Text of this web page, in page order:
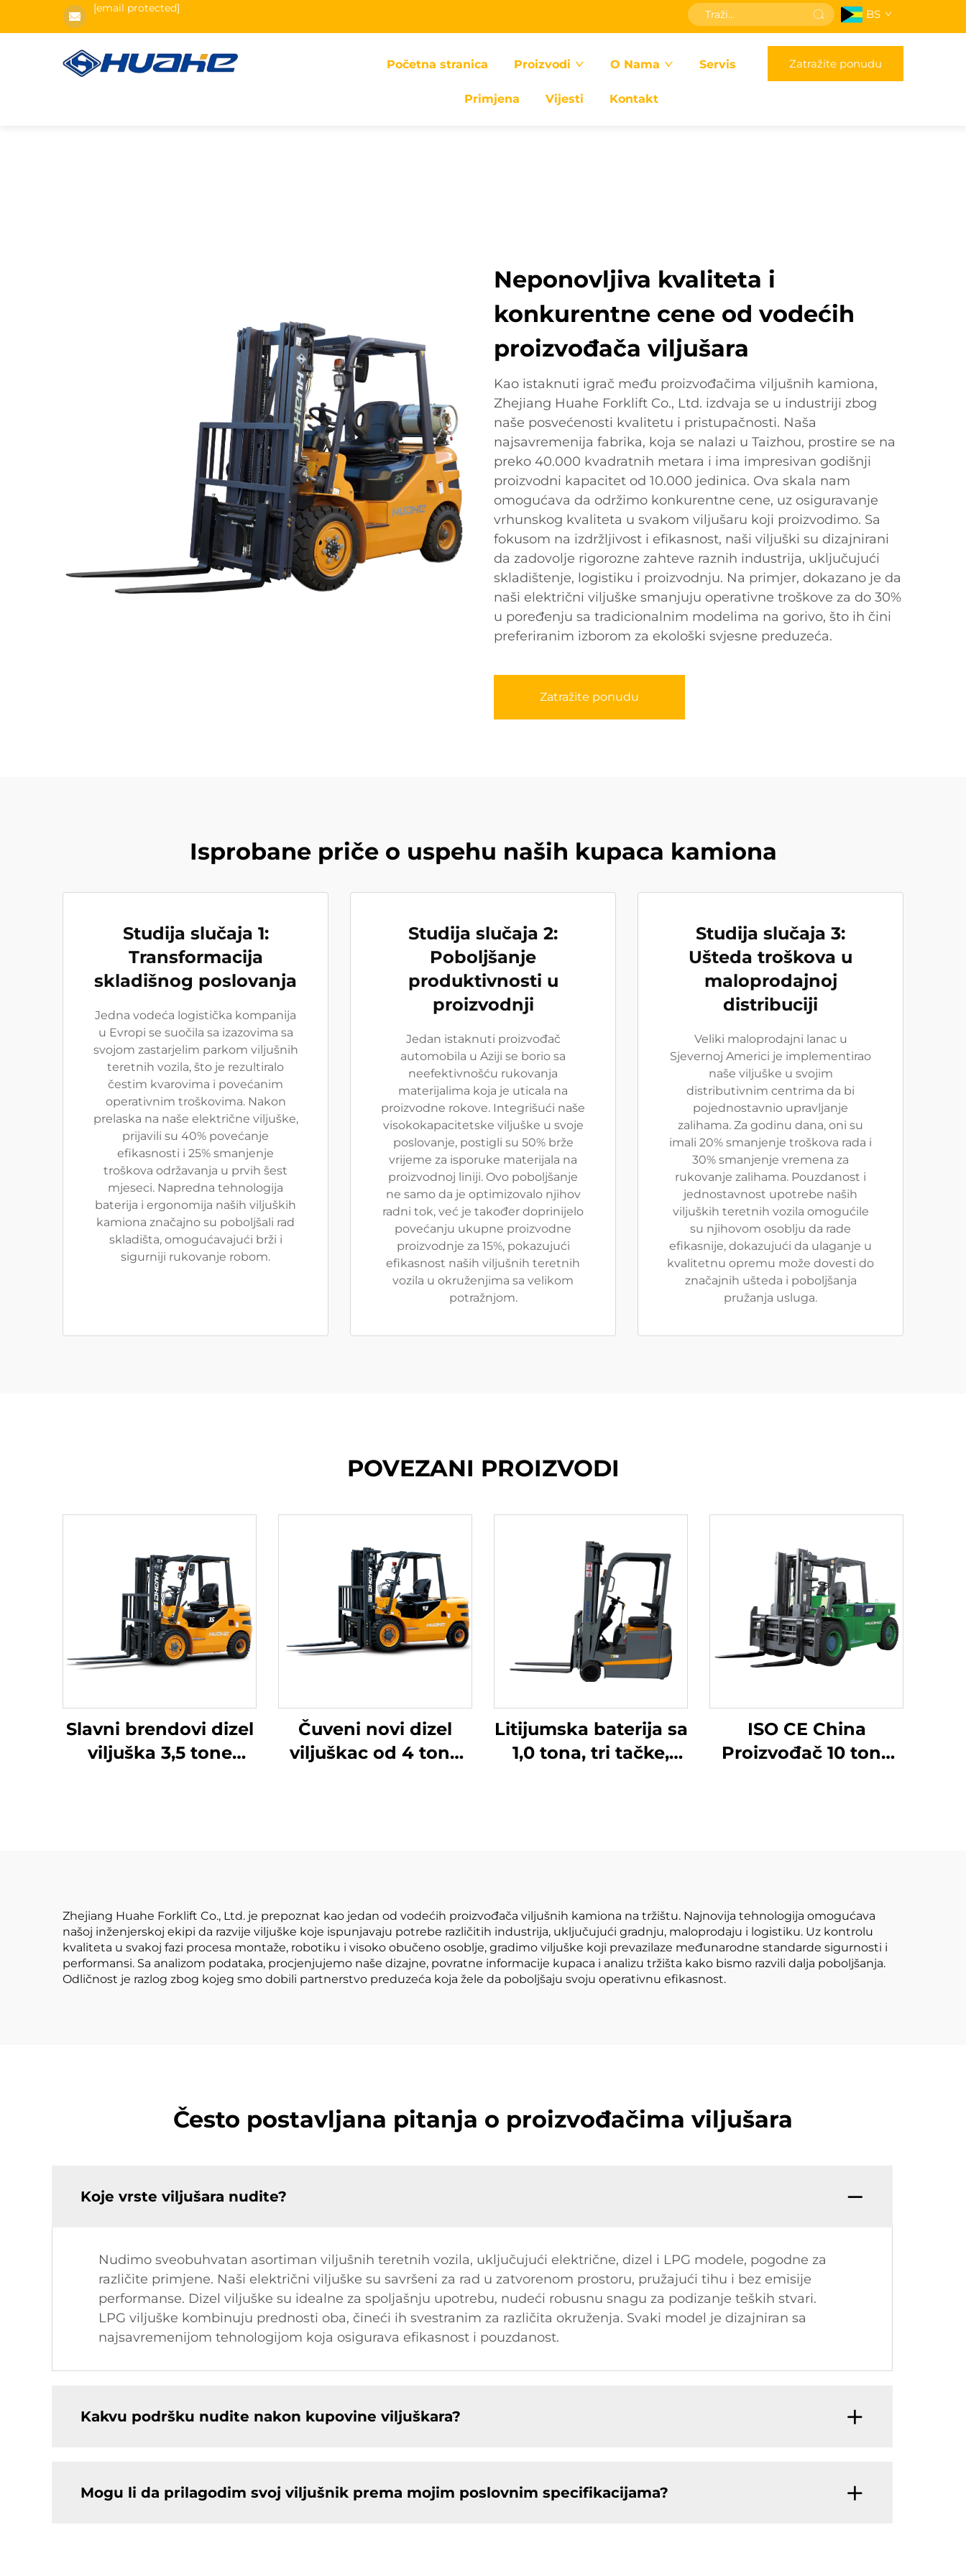
[email protected] BS
Početna stranica Proizvodi O Nama Servis
Primjena Vijesti Kontakt
Zatražite ponudu
Neponovljiva kvaliteta i
konkurentne cene od vodećih
proizvođača viljušara
Kao istaknuti igrač među proizvođačima viljušnih kamiona,
Zhejiang Huahe Forklift Co., Ltd. izdvaja se u industriji zbog
naše posvećenosti kvalitetu i pristupačnosti. Naša
najsavremenija fabrika, koja se nalazi u Taizhou, prostire se na
preko 40.000 kvadratnih metara i ima impresivan godišnji
proizvodni kapacitet od 10.000 jedinica. Ova skala nam
omogućava da održimo konkurentne cene, uz osiguravanje
vrhunskog kvaliteta u svakom viljušaru koji proizvodimo. Sa
fokusom na izdržljivost i efikasnost, naši viljuški su dizajnirani
da zadovolje rigorozne zahteve raznih industrija, uključujući
skladištenje, logistiku i proizvodnju. Na primjer, dokazano je da
naši električni viljuške smanjuju operativne troškove za do 30%
u poređenju sa tradicionalnim modelima na gorivo, što ih čini
preferiranim izborom za ekološki svjesne preduzeća.
Zatražite ponudu
Isprobane priče o uspehu naših kupaca kamiona
Studija slučaja 1:
Transformacija
skladišnog poslovanja
Jedna vodeća logistička kompanija
u Evropi se suočila sa izazovima sa
svojom zastarjelim parkom viljušnih
teretnih vozila, što je rezultiralo
čestim kvarovima i povećanim
operativnim troškovima. Nakon
prelaska na naše električne viljuške,
prijavili su 40% povećanje
efikasnosti i 25% smanjenje
troškova održavanja u prvih šest
mjeseci. Napredna tehnologija
baterija i ergonomija naših viljuških
kamiona značajno su poboljšali rad
skladišta, omogućavajući brži i
sigurniji rukovanje robom.
Studija slučaja 2:
Poboljšanje
produktivnosti u
proizvodnji
Jedan istaknuti proizvođač
automobila u Aziji se borio sa
neefektivnošću rukovanja
materijalima koja je uticala na
proizvodne rokove. Integrišući naše
visokokapacitetske viljuške u svoje
poslovanje, postigli su 50% brže
vrijeme za isporuke materijala na
proizvodnoj liniji. Ovo poboljšanje
ne samo da je optimizovalo njihov
radni tok, već je također doprinijelo
povećanju ukupne proizvodne
proizvodnje za 15%, pokazujući
efikasnost naših viljušnih teretnih
vozila u okruženjima sa velikom
potražnjom.
Studija slučaja 3:
Ušteda troškova u
maloprodajnoj
distribuciji
Veliki maloprodajni lanac u
Sjevernoj Americi je implementirao
naše viljuške u svojim
distributivnim centrima da bi
pojednostavnio upravljanje
zalihama. Za godinu dana, oni su
imali 20% smanjenje troškova rada i
30% smanjenje vremena za
rukovanje zalihama. Pouzdanost i
jednostavnost upotrebe naših
viljuških teretnih vozila omogućile
su njihovom osoblju da rade
efikasnije, dokazujući da ulaganje u
kvalitetnu opremu može dovesti do
značajnih ušteda i poboljšanja
pružanja usluga.
POVEZANI PROIZVODI
Slavni brendovi dizel
viljuška 3,5 tone
Čuveni novi dizel
viljuškac od 4 tone
Litijumska baterija sa
1,0 tona, tri tačke,
ISO CE China
Proizvođač 10 tona
Zhejiang Huahe Forklift Co., Ltd. je prepoznat kao jedan od vodećih proizvođača viljušnih kamiona na tržištu. Najnovija tehnologija omogućava
našoj inženjerskoj ekipi da razvije viljuške koje ispunjavaju potrebe različitih industrija, uključujući gradnju, maloprodaju i logistiku. Uz kontrolu
kvaliteta u svakoj fazi procesa montaže, robotiku i visoko obučeno osoblje, gradimo viljuške koji prevazilaze međunarodne standarde sigurnosti i
performansi. Sa analizom podataka, procjenjujemo naše dizajne, povratne informacije kupaca i analizu tržišta kako bismo razvili dalja poboljšanja.
Odličnost je razlog zbog kojeg smo dobili partnerstvo preduzeća koja žele da poboljšaju svoju operativnu efikasnost.
Često postavljana pitanja o proizvođačima viljušara
Koje vrste viljušara nudite?
Nudimo sveobuhvatan asortiman viljušnih teretnih vozila, uključujući električne, dizel i LPG modele, pogodne za
različite primjene. Naši električni viljuške su savršeni za rad u zatvorenom prostoru, pružajući tihu i bez emisije
performanse. Dizel viljuške su idealne za spoljašnju upotrebu, nudeći robusnu snagu za podizanje teških stvari.
LPG viljuške kombinuju prednosti oba, čineći ih svestranim za različita okruženja. Svaki model je dizajniran sa
najsavremenijom tehnologijom koja osigurava efikasnost i pouzdanost.
Kakvu podršku nudite nakon kupovine viljuškara?
Mogu li da prilagodim svoj viljušnik prema mojim poslovnim specifikacijama?